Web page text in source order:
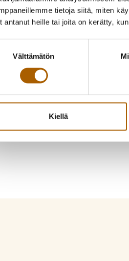
tietoja siitä, miten
antanut heille tai joita on kerätty,
Välttämätön
Kiellä